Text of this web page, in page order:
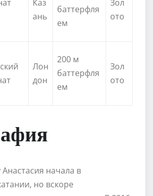
Каз
ань
баттерфля
ем
Зол
ото
Лон
дон
200 м
баттерфля
ем
Зол
ото
начала в
но вскоре